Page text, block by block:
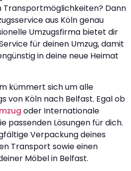
Transportmöglichkeiten? Dann
aus Köln genau
Umzugsfirma bietet dir
für deinen Umzug, damit
in deine neue Heimat
kümmert sich um alle
von Köln nach Belfast. Egal ob
oder Internationale
passenden Lösungen für dich.
Verpackung deines
Transport sowie einen
Möbel in Belfast.